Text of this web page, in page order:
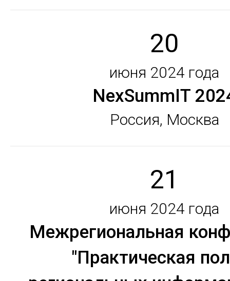
20
июня 2024 года
NexSummIT
Россия, Москва
21
июня 2024 года
Межрегиональная
"Практическая